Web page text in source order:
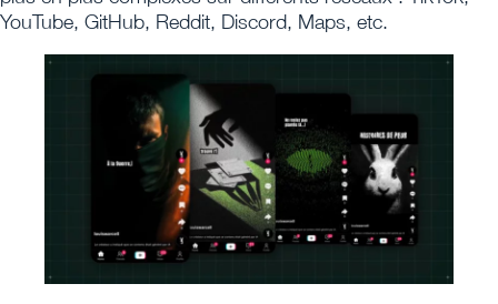
YouTube, GitHub, Reddit, Discord, Maps, etc.